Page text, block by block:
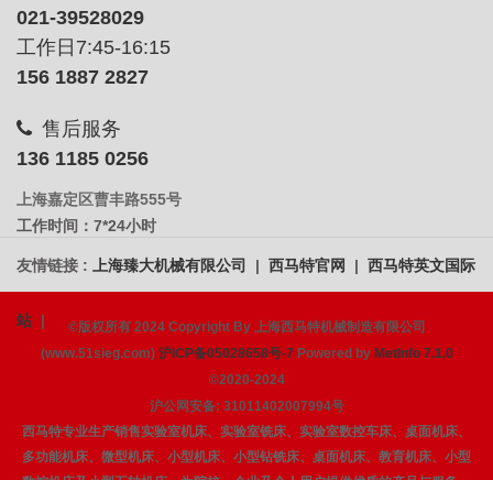
021-39528029
工作日7:45-16:15
156 1887 2827
售后服务
136 1185 0256
上海嘉定区曹丰路555号
工作时间：7*24小时
友情链接 : 上海臻大机械有限公司 | 西马特官网 | 西马特英文国际
站 |
©版权所有 2024 Copyright By 上海西马特机械制造有限公司
(www.51sieg.com) 沪ICP备05028658号-7 Powered by MetInfo 7.1.0
©2020-2024
沪公网安备: 31011402007994号
西马特专业生产销售实验室机床、实验室铣床、实验室数控车床、桌面机床、
多功能机床、微型机床、小型机床、小型钻铣床、桌面机床、教育机床、小型